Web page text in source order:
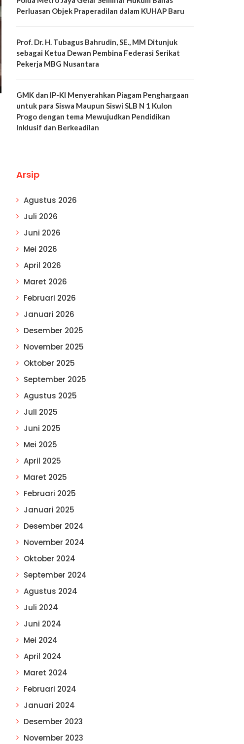
Perluasan Objek Praperadilan dalam KUHAP Baru
Prof. Dr. H. Tubagus Bahrudin, SE., MM Ditunjuk
sebagai Ketua Dewan Pembina Federasi Serikat
Pekerja MBG Nusantara
GMK dan IP-KI Menyerahkan Piagam Penghargaan
untuk para Siswa Maupun Siswi SLB N 1 Kulon
Progo dengan tema Mewujudkan Pendidikan
Inklusif dan Berkeadilan
Arsip
Agustus 2026
Juli 2026
Juni 2026
Mei 2026
April 2026
Maret 2026
Februari 2026
Januari 2026
Desember 2025
November 2025
Oktober 2025
September 2025
Agustus 2025
Juli 2025
Juni 2025
Mei 2025
April 2025
Maret 2025
Februari 2025
Januari 2025
Desember 2024
November 2024
Oktober 2024
September 2024
Agustus 2024
Juli 2024
Juni 2024
Mei 2024
April 2024
Maret 2024
Februari 2024
Januari 2024
Desember 2023
November 2023